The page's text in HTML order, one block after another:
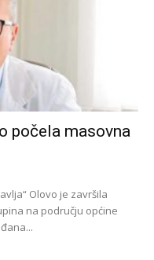
počela masovna
Olovo je završila
na području općine